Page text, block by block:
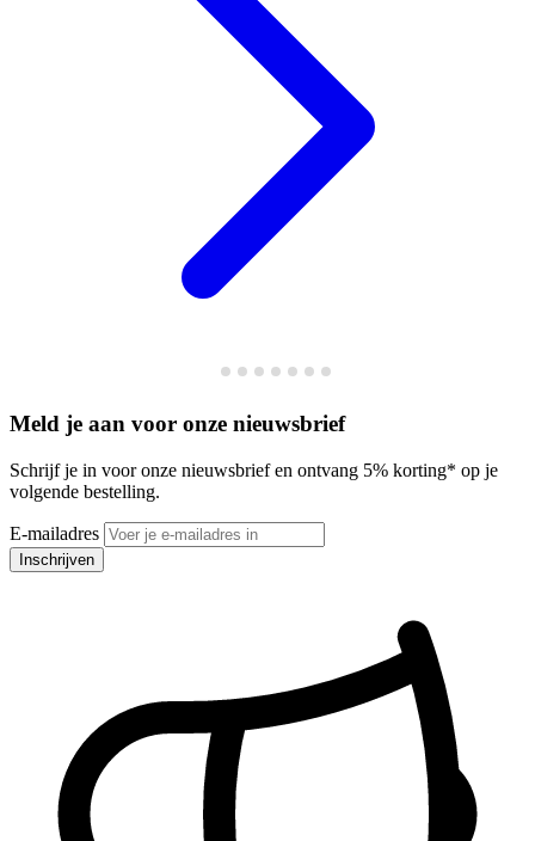
Meld je aan voor onze nieuwsbrief
Schrijf je in voor onze nieuwsbrief en ontvang 5% korting* op je
volgende bestelling.
E-mailadres
Inschrijven